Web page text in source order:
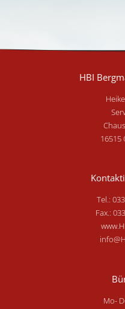
HBI
16515
Tel.:
Fax.:
Mo-